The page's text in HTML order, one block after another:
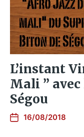
L’instant
Mali ”
Ségou
16/08/2018